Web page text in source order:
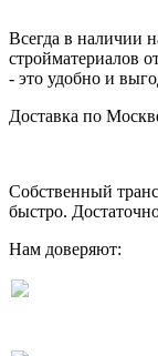
Всегда в наличии
стройматериалов
- это удобно и
Доставка по
Собственный
быстро.
Нам доверяют: